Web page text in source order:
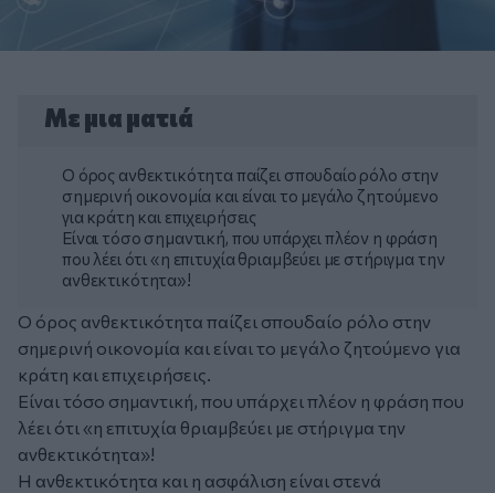
Με μια ματιά
Ο όρος ανθεκτικότητα παίζει σπουδαίο ρόλο στην
σημερινή οικονομία και είναι το μεγάλο ζητούμενο
για κράτη και επιχειρήσεις
Είναι τόσο σημαντική, που υπάρχει πλέον η φράση
που λέει ότι «η επιτυχία θριαμβεύει με στήριγμα την
ανθεκτικότητα»!
Ο όρος ανθεκτικότητα παίζει σπουδαίο ρόλο στην
σημερινή οικονομία και είναι το μεγάλο ζητούμενο για
κράτη και επιχειρήσεις.
Είναι τόσο σημαντική, που υπάρχει πλέον η φράση που
λέει ότι «η επιτυχία θριαμβεύει με στήριγμα την
ανθεκτικότητα»!
Η ανθεκτικότητα και η ασφάλιση είναι στενά